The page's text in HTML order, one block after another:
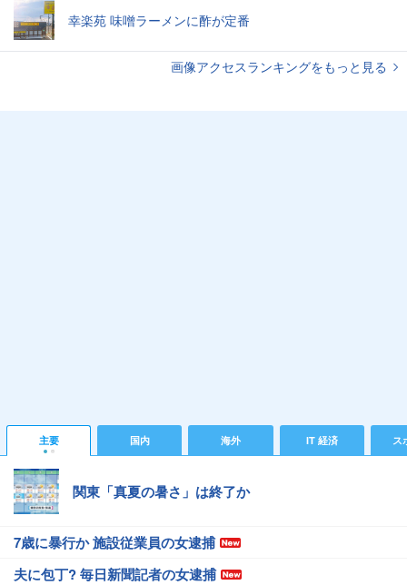
幸楽苑 味噌ラーメンに酢が定番
画像アクセスランキングをもっと見る
主要 国内 海外 IT 経済 ス
関東「真夏の暑さ」は終了か
7歳に暴行か 施設従業員の女逮捕
夫に包丁? 毎日新聞記者の女逮捕